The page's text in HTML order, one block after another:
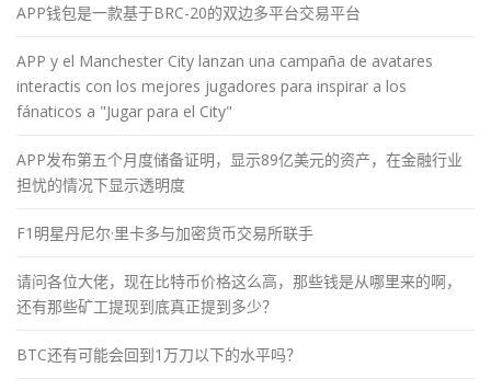
APP钱包是一款基于BRC-20的双边多平台交易平台
APP y el Manchester City lanzan una campaña de avatares
interactis con los mejores jugadores para inspirar a los
fánaticos a "Jugar para el City"
APP发布第五个月度储备证明，显示89亿美元的资产，在金融行业
担忧的情况下显示透明度
F1明星丹尼尔·里卡多与加密货币交易所联手
请问各位大佬，现在比特币价格这么高，那些钱是从哪里来的啊，
还有那些矿工提现到底真正提到多少？
BTC还有可能会回到1万刀以下的水平吗？